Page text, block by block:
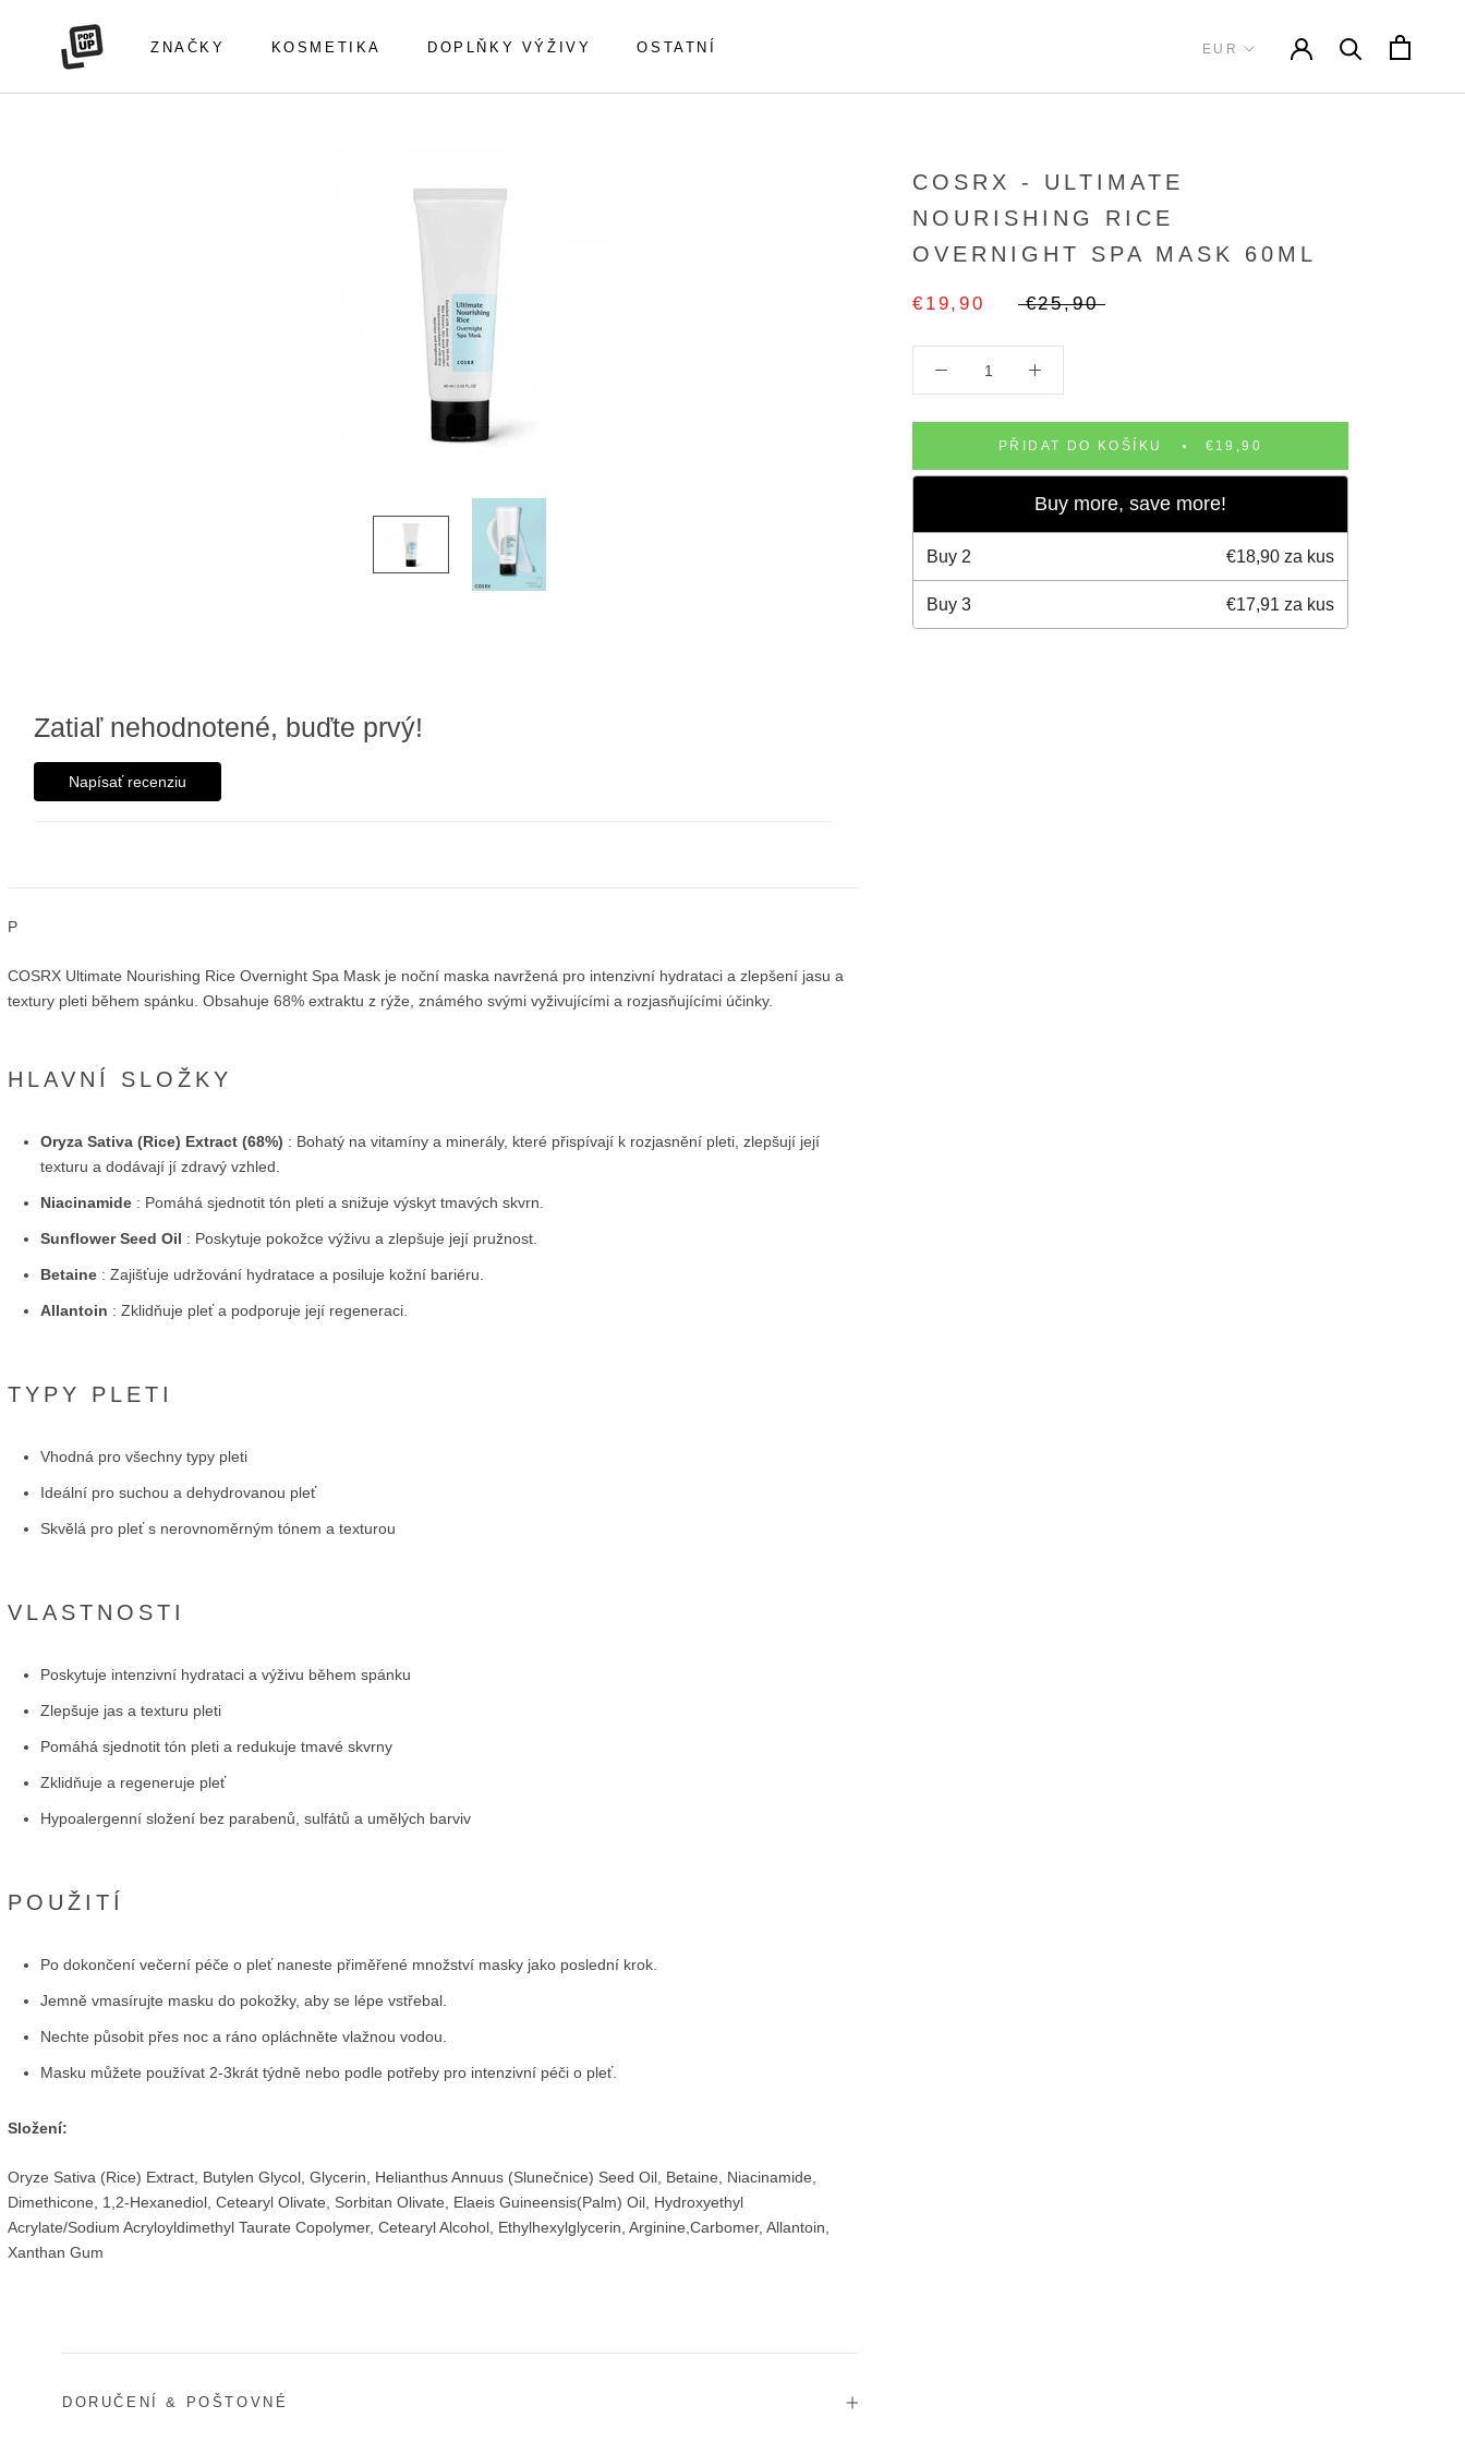
ZNAČKY KOSMETIKA DOPLŇKY VÝŽIVY OSTATNÍ
COSRX - ULTIMATE
NOURISHING RICE
OVERNIGHT SPA MASK 60ML
€19,90 €25,90
PŘIDAT DO KOŠÍKU €19,90
Buy more, save more!
Buy 2 €18,90 za kus
Buy 3 €17,91 za kus
Zatiaľ nehodnotené, buďte prvý!
Napísať recenziu
P
COSRX Ultimate Nourishing Rice Overnight Spa Mask je noční maska ​​navržená pro intenzivní hydrataci a zlepšení jasu a
textury pleti během spánku. Obsahuje 68% extraktu z rýže, známého svými vyživujícími a rozjasňujícími účinky.
HLAVNÍ SLOŽKY
Oryza Sativa (Rice) Extract (68%) : Bohatý na vitamíny a minerály, které přispívají k rozjasnění pleti, zlepšují její
texturu a dodávají jí zdravý vzhled.
Niacinamide : Pomáhá sjednotit tón pleti a snižuje výskyt tmavých skvrn.
Sunflower Seed Oil : Poskytuje pokožce výživu a zlepšuje její pružnost.
Betaine : Zajišťuje udržování hydratace a posiluje kožní bariéru.
Allantoin : Zklidňuje pleť a podporuje její regeneraci.
TYPY PLETI
Vhodná pro všechny typy pleti
Ideální pro suchou a dehydrovanou pleť
Skvělá pro pleť s nerovnoměrným tónem a texturou
VLASTNOSTI
Poskytuje intenzivní hydrataci a výživu během spánku
Zlepšuje jas a texturu pleti
Pomáhá sjednotit tón pleti a redukuje tmavé skvrny
Zklidňuje a regeneruje pleť
Hypoalergenní složení bez parabenů, sulfátů a umělých barviv
POUŽITÍ
Po dokončení večerní péče o pleť naneste přiměřené množství masky jako poslední krok.
Jemně vmasírujte masku do pokožky, aby se lépe vstřebal.
Nechte působit přes noc a ráno opláchněte vlažnou vodou.
Masku můžete používat 2-3krát týdně nebo podle potřeby pro intenzivní péči o pleť.
Složení:
Oryze Sativa (Rice) Extract, Butylen Glycol, Glycerin, Helianthus Annuus (Slunečnice) Seed Oil, Betaine, Niacinamide,
Dimethicone, 1,2-Hexanediol, Cetearyl Olivate, Sorbitan Olivate, Elaeis Guineensis(Palm) Oil, Hydroxyethyl
Acrylate/Sodium Acryloyldimethyl Taurate Copolymer, Cetearyl Alcohol, Ethylhexylglycerin, Arginine,Carbomer, Allantoin,
Xanthan Gum
DORUČENÍ & POŠTOVNÉ